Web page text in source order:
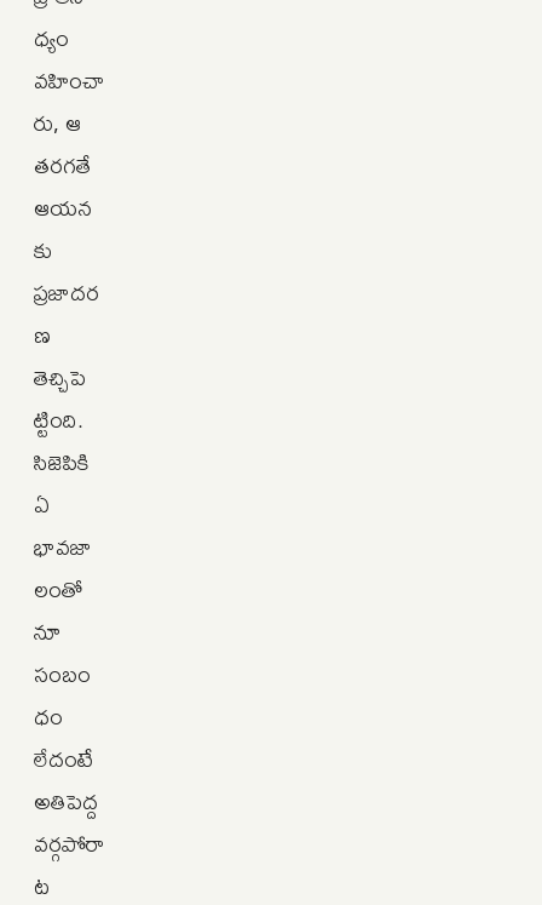
ధ్యం
వహించా
రు, ఆ
తరగతే
ఆయన
కు
ప్రజాదర
ణ
తెచ్చిపె
ట్టింది.
సిజెపికి
ఏ
భావజా
లంతో
నూ
సంబం
ధం
లేదంటే
అతిపెద్ద
వర్గపోరా
ట